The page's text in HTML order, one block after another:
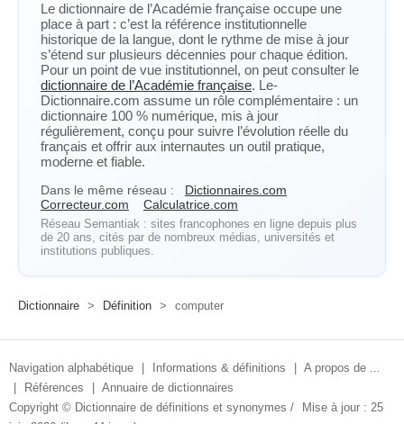
Le dictionnaire de l’Académie française occupe une
place à part : c’est la référence institutionnelle
historique de la langue, dont le rythme de mise à jour
s’étend sur plusieurs décennies pour chaque édition.
Pour un point de vue institutionnel, on peut consulter le
dictionnaire de l’Académie française. Le-
Dictionnaire.com assume un rôle complémentaire : un
dictionnaire 100 % numérique, mis à jour
régulièrement, conçu pour suivre l’évolution réelle du
français et offrir aux internautes un outil pratique,
moderne et fiable.
Dans le même réseau :
Dictionnaires.com
Correcteur.com
Calculatrice.com
Réseau Semantiak : sites francophones en ligne depuis plus
de 20 ans, cités par de nombreux médias, universités et
institutions publiques.
Dictionnaire > Définition > computer
Navigation alphabétique Informations & définitions
A propos de ...
Références
Annuaire de dictionnaires
Copyright © Dictionnaire de définitions et synonymes /
Mise à jour : 25